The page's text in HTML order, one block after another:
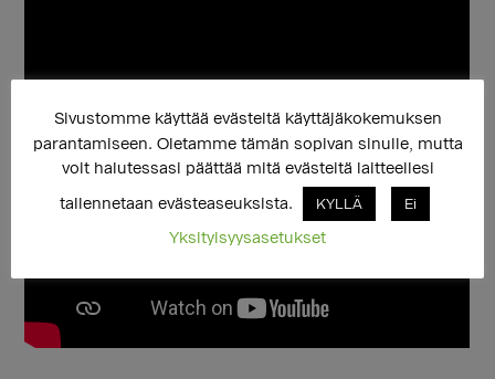
Sivustomme käyttää evästeitä käyttäjäkokemuksen
parantamiseen. Oletamme tämän sopivan sinulle, mutta
voit halutessasi päättää mitä evästeitä laitteellesi
tallennetaan evästeaseuksista. KYLLÄ Ei
Yksityisyysasetukset